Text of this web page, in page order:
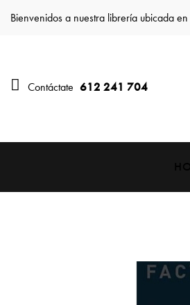
Bienvenidos a nuestra librería ubicada en
Contáctate 612 241 704